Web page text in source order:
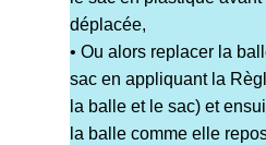
déplacée,
• Ou alors replacer la
sac en appliquant la
la balle et le sac) et
la balle comme elle